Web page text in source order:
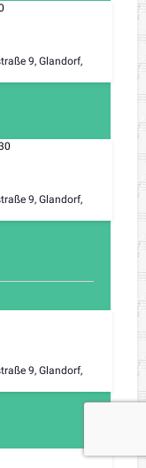
9, Glandorf,
9, Glandorf,
9, Glandorf,